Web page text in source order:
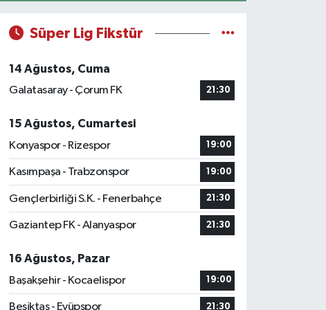
Süper Lig Fikstür
14 Ağustos, Cuma
Galatasaray - Çorum FK
21:30
15 Ağustos, Cumartesi
Konyaspor - Rizespor
19:00
Kasımpaşa - Trabzonspor 19:00
Gençlerbirliği S.K. - Fenerbahçe 21:30
Gaziantep FK - Alanyaspor 21:30
16 Ağustos, Pazar
Başakşehir - Kocaelispor
19:00
Beşiktaş - Eyüpspor 21:30